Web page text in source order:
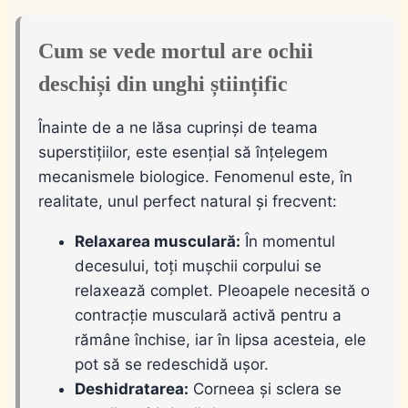
Cum se vede mortul are ochii
deschiși din unghi științific
Înainte de a ne lăsa cuprinși de teama
superstițiilor, este esențial să înțelegem
mecanismele biologice. Fenomenul este, în
realitate, unul perfect natural și frecvent:
Relaxarea musculară: În momentul
decesului, toți mușchii corpului se
relaxează complet. Pleoapele necesită o
contracție musculară activă pentru a
rămâne închise, iar în lipsa acesteia, ele
pot să se redeschidă ușor.
Deshidratarea: Corneea și sclera se